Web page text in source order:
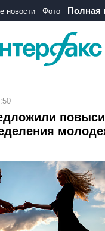
новости Фото Полная